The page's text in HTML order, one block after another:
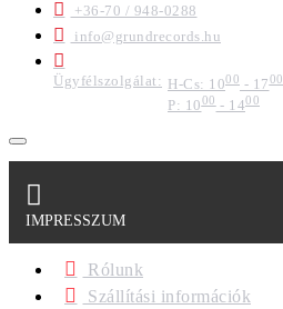
+36-70 / 948-0288
info@grundrecords.hu
Ügyfélszolgálat: H-Cs: 1000 - 1700
P: 1000- 1400
IMPRESSZUM
Rólunk
Szállítási információk